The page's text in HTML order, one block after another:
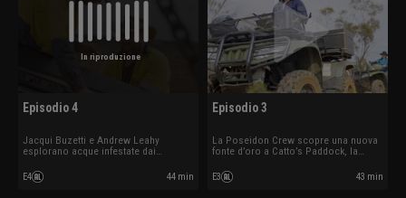
In riproduzione
Episodio 4
Jacqui Buzetti e Andrew Leahy
esplorano acque infestate dai
Wanderers ottengono nuovi terreni. I
Desert Diggers mettono in funzione il
E4 44 min
Episodio 3
La Poseidon Crew scopre una nuova
fonte d’oro a Catto’s Paddock, la
nuova partnership e i Mackie si
affidano alla tecnologia nella loro
E3 43 min